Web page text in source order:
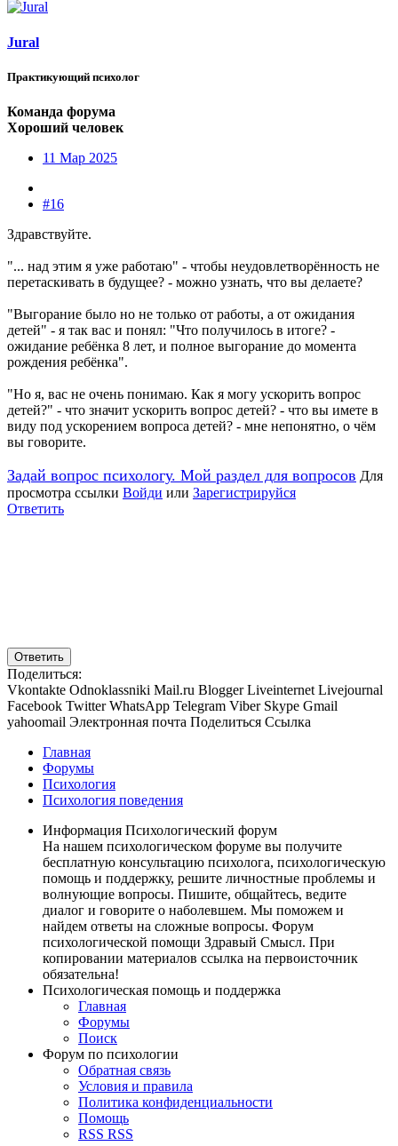
Jural
Практикующий психолог
Команда форума
Хороший человек
11 Мар 2025
#16
Здравствуйте.
"... над этим я уже работаю" - чтобы неудовлетворённость не
перетаскивать в будущее? - можно узнать, что вы делаете?
"Выгорание было но не только от работы, а от ожидания
детей" - я так вас и понял: "Что получилось в итоге? -
ожидание ребёнка 8 лет, и полное выгорание до момента
рождения ребёнка".
"Но я, вас не очень понимаю. Как я могу ускорить вопрос
детей?" - что значит ускорить вопрос детей? - что вы имете в
виду под ускорением вопроса детей? - мне непонятно, о чём
вы говорите.
Задай вопрос психологу. Мой раздел для вопросов Для
просмотра ссылки Войди или Зарегистрируйся
Ответить
Ответить
Поделиться:
Vkontakte Odnoklassniki Mail.ru Blogger Liveinternet Livejournal
Facebook Twitter WhatsApp Telegram Viber Skype Gmail
yahoomail Электронная почта Поделиться Ссылка
Главная
Форумы
Психология
Психология поведения
Информация Психологический форум
На нашем психологическом форуме вы получите
бесплатную консультацию психолога, психологическую
помощь и поддержку, решите личностные проблемы и
волнующие вопросы. Пишите, общайтесь, ведите
диалог и говорите о наболевшем. Мы поможем и
найдем ответы на сложные вопросы. Форум
психологической помощи Здравый Смысл. При
копировании материалов ссылка на первоисточник
обязательна!
Психологическая помощь и поддержка
Главная
Форумы
Поиск
Форум по психологии
Обратная связь
Условия и правила
Политика конфиденциальности
Помощь
RSS RSS